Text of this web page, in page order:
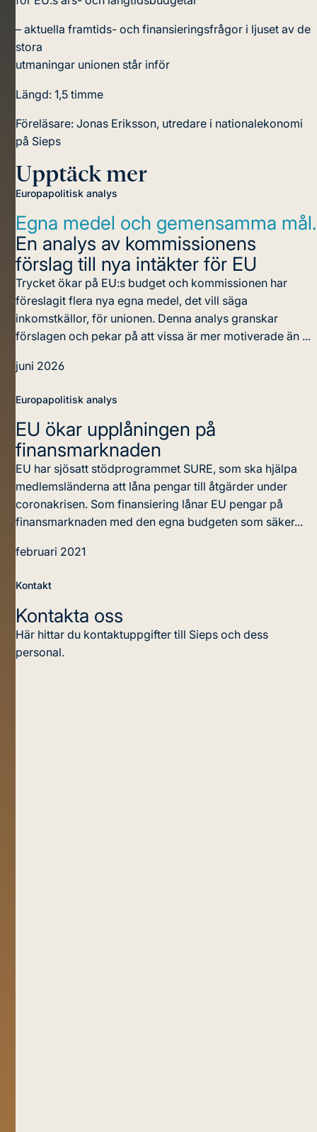
– aktuella framtids- och finansieringsfrågor i ljuset av de
stora
utmaningar unionen står inför
Längd: 1,5 timme
Föreläsare: Jonas Eriksson, utredare i nationalekonomi
på Sieps
Upptäck mer
Europapolitisk analys
Egna medel och gemensamma mål.
En analys av kommissionens
förslag till nya intäkter för EU
Trycket ökar på EU:s budget och kommissionen har
föreslagit flera nya egna medel, det vill säga
inkomstkällor, för unionen. Denna analys granskar
förslagen och pekar på att vissa är mer motiverade än ...
juni 2026
Europapolitisk analys
EU ökar upplåningen på
finansmarknaden
EU har sjösatt stödprogrammet SURE, som ska hjälpa
medlemsländerna att låna pengar till åtgärder under
coronakrisen. Som finansiering lånar EU pengar på
finansmarknaden med den egna budgeten som säker...
februari 2021
Kontakt
Kontakta oss
Här hittar du kontaktuppgifter till Sieps och dess
personal.